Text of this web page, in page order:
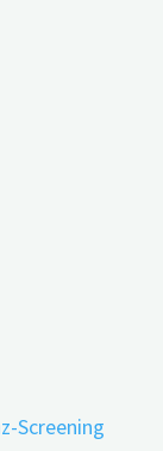
Screening